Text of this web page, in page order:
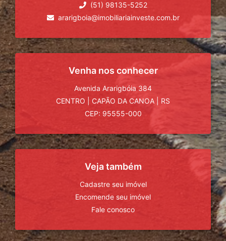
(51) 98135-5252
ararigboia@imobiliariainveste.com.br
Venha nos conhecer
Avenida Ararigbóia 384
CENTRO
CAPÃO DA CANOA
RS
CEP: 95555-000
Veja também
Cadastre seu imóvel
Encomende seu imóvel
Fale conosco